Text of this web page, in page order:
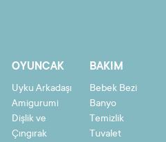
OYUNCAK
Uyku Arkadaşı
Amigurumi
Dişlik ve
Çıngırak
BAKIM
Bebek Bezi
Banyo
Temizlik
Tuvalet